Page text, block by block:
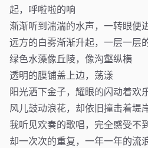
起，呼啦啦的响
渐渐听到湍湍的水声，一转眼便
远方的白雾渐渐升起，一层一层
绿色水藻像丘陵，像沟壑纵横
透明的膜铺盖上边，荡漾
阳光洒下金子，耀眼的闪动着欢
风儿鼓动浪花，却依旧撞击着堤
我听见欢奏的歌唱，完全感受不
却一次次的重复，一年一年的流